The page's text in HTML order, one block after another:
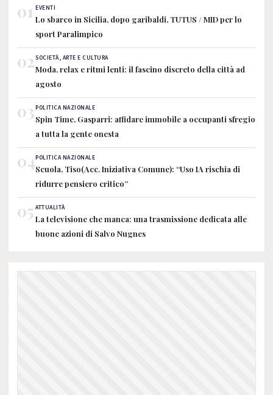
01 EVENTI
Lo sbarco in Sicilia, dopo garibaldi, TUTUS / MID per lo
sport Paralimpico
02SOCIETÀ, ARTE E CULTURA
Moda, relax e ritmi lenti: il fascino discreto della città ad
agosto
03POLITICA NAZIONALE
Spin Time, Gasparri: affidare immobile a occupanti sfregio
a tutta la gente onesta
04POLITICA NAZIONALE
Scuola, Tiso(Acc. Iniziativa Comune): “Uso IA rischia di
ridurre pensiero critico”
05 ATTUALITÀ
La televisione che manca: una trasmissione dedicata alle
buone azioni di Salvo Nugnes